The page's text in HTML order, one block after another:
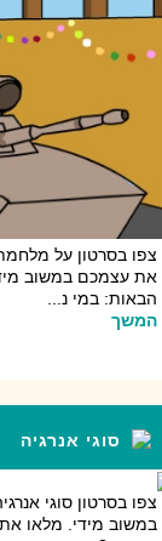
צפו בסרטון על
את עצמכם במשוב
הבאות: במי נ...
המשך
סוגי אנרגיה
צפו בסרטון סוגי
במשוב מידי. מלאו את